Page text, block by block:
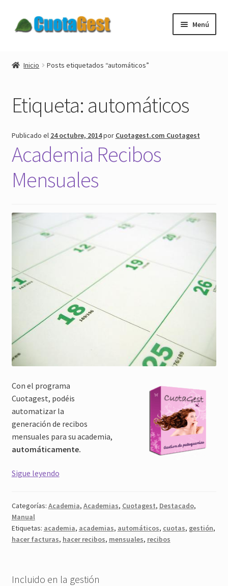
aal
Menú
Tienda
hijo
Blog
Mi cuenta
Nuestros clientes
Contactar
Inicio Posts etiquetados “automáticos”
Etiqueta: automáticos
Publicado el 24 octubre, 2014por Cuotagest.com Cuotagest
Academia Recibos
Mensuales
Con el programa
Cuotagest, podéis
automatizar la
generación de recibos
mensuales para su academia,
automáticamente.
Sigue leyendoAcademia
Categorías: Academia, Academias, Cuotagest, Destacado,
Manual
Etiquetas: academia, academias, automáticos, cuotas, gestión,
hacer facturas, hacer recibos, mensuales, recibos
Incluido en la gestión